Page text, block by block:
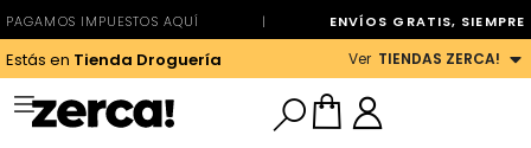
PAGAMOS IMPUESTOS AQUÍ | ENVÍOS GRATIS, SIEMPRE
Estás en Tienda Droguería Ver TIENDAS ZERCA!